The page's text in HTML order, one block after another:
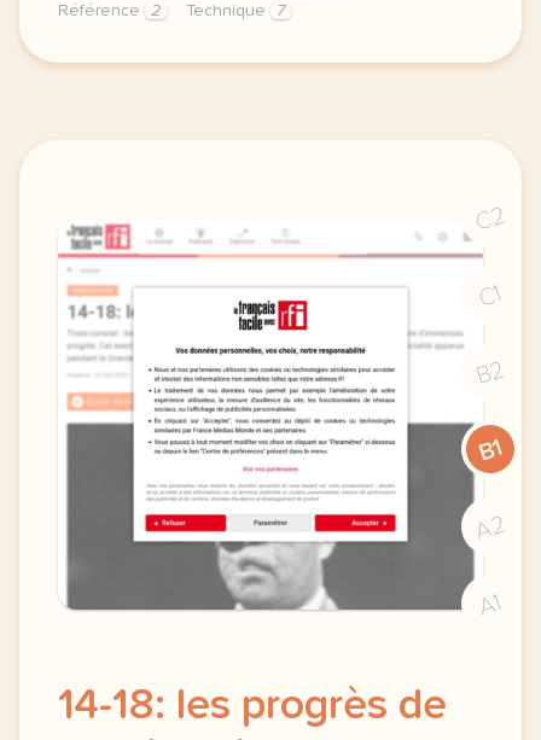
Référence
2 Technique 7
exercice b1 la danseuse germaine acogny au
C2
C1
B2
B1
A2
A1
14-18: les progrès de